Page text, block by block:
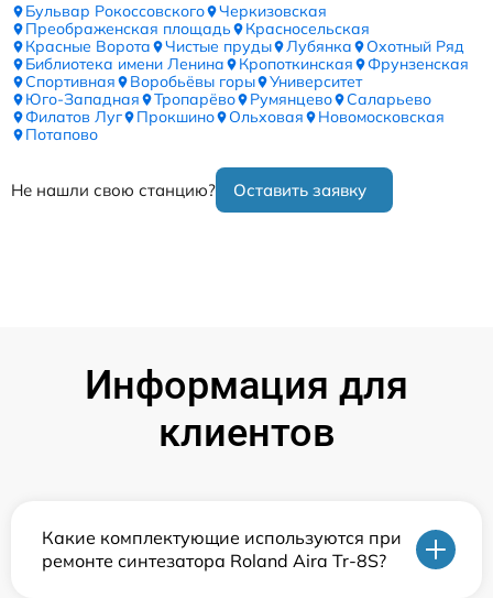
Бульвар Рокоссовского
Черкизовская
Преображенская площадь
Красносельская
Красные Ворота
Чистые пруды Лубянка
Охотный Ряд
Библиотека имени Ленина
Кропоткинская
Фрунзенская
Спортивная
Воробьёвы горы
Университет
Юго-Западная
Тропарёво Румянцево
Саларьево
Филатов Луг
Прокшино Ольховая
Новомосковская
Потапово
Не нашли свою станцию? Оставить заявку
Информация для
клиентов
Какие комплектующие используются при
ремонте синтезатора Roland Aira Tr-8S?